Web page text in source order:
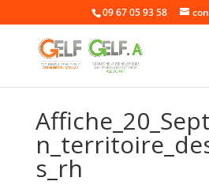
09 67 05 93 58
s_rh